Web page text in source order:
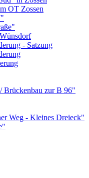
OT Zossen
- Satzung
Brückenbau zur B 96"
Weg - Kleines Dreieck"